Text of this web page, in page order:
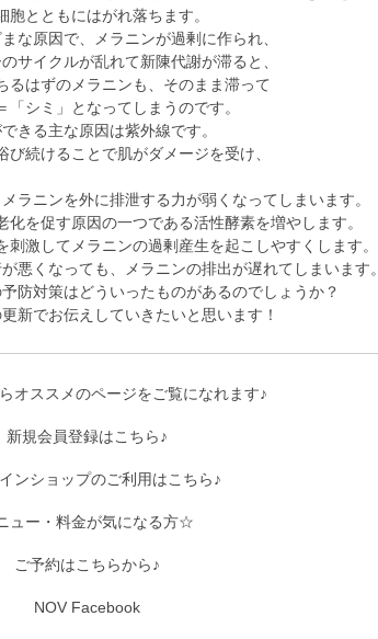
胞とともにはがれ落ちます。
な原因で、メラニンが過剰に作られ、
サイクルが乱れて新陳代謝が滞ると、
るはずのメラニンも、そのまま滞って
「シミ」となってしまうのです。
きる主な原因は紫外線です。
び続けることで肌がダメージを受け、
メラニンを外に排泄する力が弱くなってしまいます。
化を促す原因の一つである活性酵素を増やします。
刺激してメラニンの過剰産生を起こ しやすくします。
悪くなっても、
メラニンの排出が遅れてしまいます。
防対策はどういったものがあるのでしょうか？
新でお伝えしていきたいと思います！
オススメのページをご覧になれます♪
新規会員登録はこちら♪
ンショップのご利用はこちら♪
ュー・料金が気になる方☆
ご予約はこちらから♪
NOV Facebook